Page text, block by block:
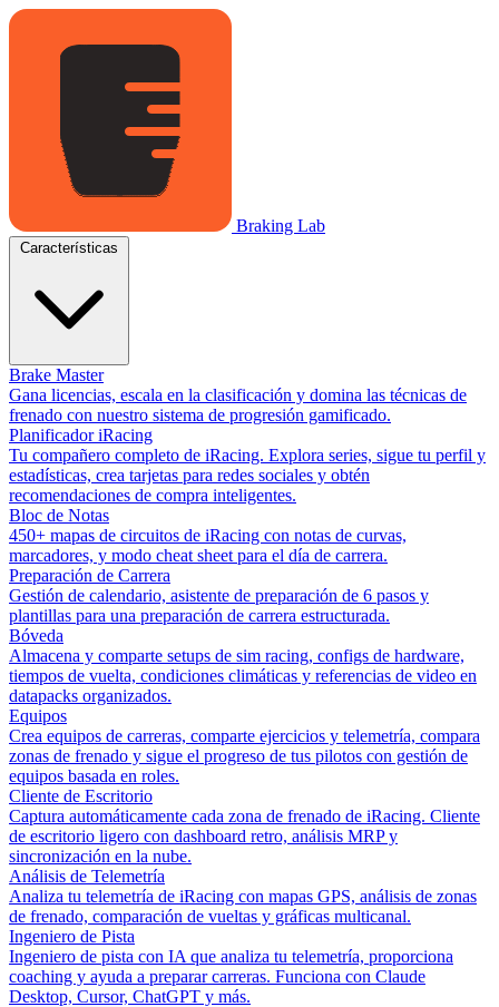
Braking Lab
Brake Master
Gana licencias, escala en la clasificación y domina las técnicas de
frenado con nuestro sistema de progresión gamificado.
Planificador iRacing
Tu compañero completo de iRacing. Explora series, sigue tu perfil y
estadísticas, crea tarjetas para redes sociales y obtén
recomendaciones de compra inteligentes.
Bloc de Notas
450+ mapas de circuitos de iRacing con notas de curvas,
marcadores, y modo cheat sheet para el día de carrera.
Preparación de Carrera
Gestión de calendario, asistente de preparación de 6 pasos y
plantillas para una preparación de carrera estructurada.
Bóveda
Almacena y comparte setups de sim racing, configs de hardware,
tiempos de vuelta, condiciones climáticas y referencias de video en
datapacks organizados.
Equipos
Crea equipos de carreras, comparte ejercicios y telemetría, compara
zonas de frenado y sigue el progreso de tus pilotos con gestión de
equipos basada en roles.
Cliente de Escritorio
Captura automáticamente cada zona de frenado de iRacing. Cliente
de escritorio ligero con dashboard retro, análisis MRP y
sincronización en la nube.
Análisis de Telemetría
Analiza tu telemetría de iRacing con mapas GPS, análisis de zonas
de frenado, comparación de vueltas y gráficas multicanal.
Ingeniero de Pista
Ingeniero de pista con IA que analiza tu telemetría, proporciona
coaching y ayuda a preparar carreras. Funciona con Claude
Desktop, Cursor, ChatGPT y más.